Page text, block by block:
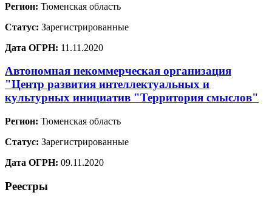
Регион: Тюменская область
Статус: Зарегистрированные
Дата ОГРН: 11.11.2020
Автономная некоммерческая организация
"Центр развития интеллектуальных и
культурных инициатив "Территория смыслов"
Регион: Тюменская область
Статус: Зарегистрированные
Дата ОГРН: 09.11.2020
Реестры